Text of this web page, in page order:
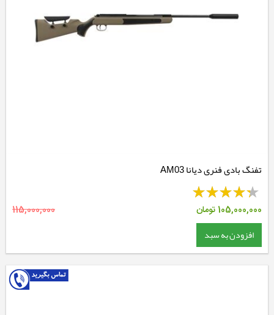
تفنگ بادی فنری دیانا AM03
105,000,000 تومان 115,000,000
افزودن به سبد